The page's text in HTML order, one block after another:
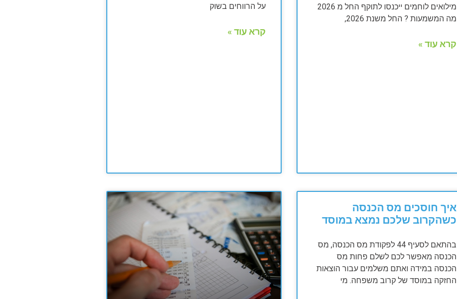
מילואים לוחמים ייכנסו לתוקף החל מ 2026
מה המשמעות ? החל משנת 2026,
קרא עוד »
על הרווחים בשוק
קרא עוד »
איך חוסכים מס הכנסה
כשהקרוב שלכם נמצא במוסד
בהתאם לסעיף 44 לפקודת מס הכנסה, מס
הכנסה מאפשר לכם לשלם פחות מס
הכנסה במידה ואתם משלמים עבור הוצאות
החזקה במוסד של קרוב משפחה. מי